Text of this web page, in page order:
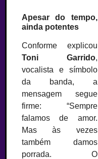
Apesar do tempo,
ainda potentes
Conforme explicou
Toni Garrido,
vocalista e símbolo
da banda, a
mensagem segue
firme: “Sempre
falamos de amor.
Mas às vezes
também damos
porrada. O